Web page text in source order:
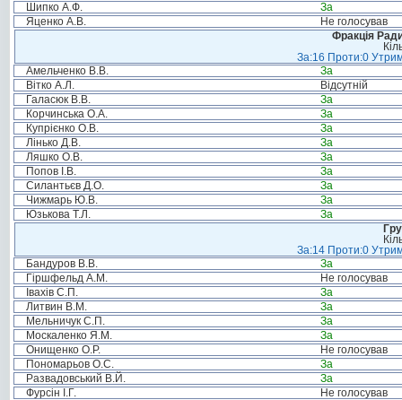
Шипко А.Ф.
За
Яценко А.В.
Не голосував
Фракція
За:16 Проти:0
Амельченко В.В.
За
Вітко А.Л.
Відсутній
Галасюк В.В.
За
Корчинська О.А.
За
Купрієнко О.В.
За
Лінько Д.В.
За
Ляшко О.В.
За
Попов І.В.
За
Силантьєв Д.О.
За
Чижмарь Ю.В.
За
Юзькова Т.Л.
За
За:14 Проти:0
Бандуров В.В.
За
Гіршфельд А.М.
Не голосував
Івахів С.П.
За
Литвин В.М.
За
Мельничук С.П.
За
Москаленко Я.М.
За
Онищенко О.Р.
Не голосував
Пономарьов О.С.
За
Развадовський В.Й.
За
Фурсін І.Г.
Не голосував